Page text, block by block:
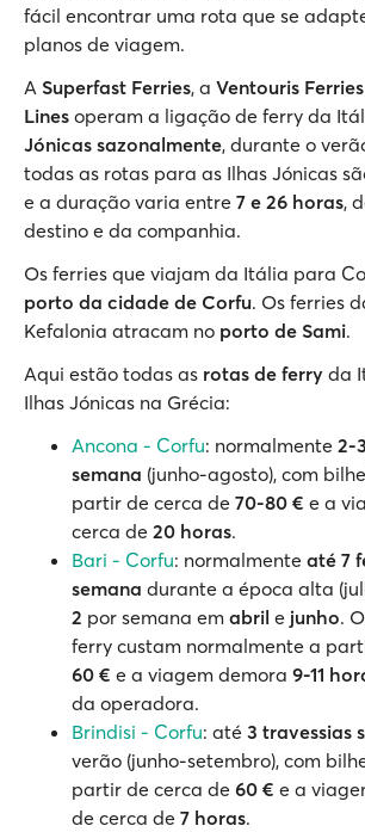
fácil encontrar uma rota que se
planos de viagem.
A Superfast Ferries, a Ventouris Ferries
Lines operam a ligação de ferry da
Jónicas sazonalmente, durante o
todas as rotas para as Ilhas Jónicas
e a duração varia entre 7 e 26 horas,
destino e da companhia.
Os ferries que viajam da Itália para
porto da cidade de Corfu. Os ferries
Kefalonia atracam no porto de Sami.
Aqui estão todas as rotas de ferry da
Ilhas Jónicas na Grécia:
Ancona - Corfu: normalmente 2-
semana (junho-agosto), com
partir de cerca de 70-80 € e a
cerca de 20 horas.
Bari - Corfu: normalmente até 7
semana durante a época alta
2 por semana em abril e junho.
ferry custam normalmente a
60 € e a viagem demora 9-11
da operadora.
Brindisi - Corfu: até 3 travessias
verão (junho-setembro), com
partir de cerca de 60 € e a
de cerca de 7 horas.